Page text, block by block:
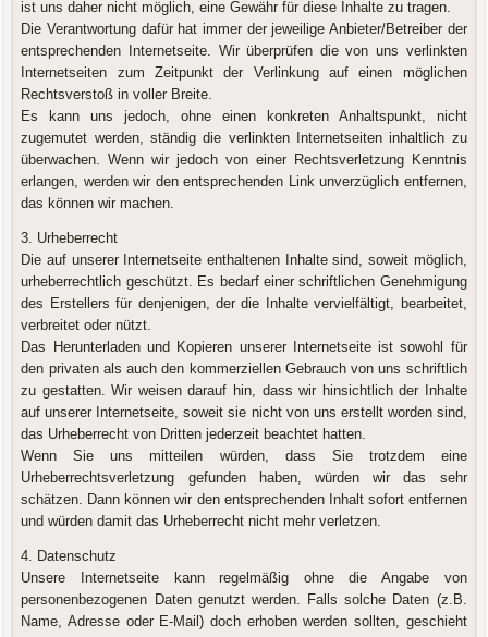
ist uns daher nicht möglich, eine Gewähr für diese Inhalte zu tragen.
Die Verantwortung dafür hat immer der jeweilige Anbieter/Betreiber der
entsprechenden Internetseite. Wir überprüfen die von uns verlinkten
Internetseiten zum Zeitpunkt der Verlinkung auf einen möglichen
Rechtsverstoß in voller Breite.
Es kann uns jedoch, ohne einen konkreten Anhaltspunkt, nicht
zugemutet werden, ständig die verlinkten Internetseiten inhaltlich zu
überwachen. Wenn wir jedoch von einer Rechtsverletzung Kenntnis
erlangen, werden wir den entsprechenden Link unverzüglich entfernen,
das können wir machen.
3. Urheberrecht
Die auf unserer Internetseite enthaltenen Inhalte sind, soweit möglich,
urheberrechtlich geschützt. Es bedarf einer schriftlichen Genehmigung
des Erstellers für denjenigen, der die Inhalte vervielfältigt, bearbeitet,
verbreitet oder nützt.
Das Herunterladen und Kopieren unserer Internetseite ist sowohl für
den privaten als auch den kommerziellen Gebrauch von uns schriftlich
zu gestatten. Wir weisen darauf hin, dass wir hinsichtlich der Inhalte
auf unserer Internetseite, soweit sie nicht von uns erstellt worden sind,
das Urheberrecht von Dritten jederzeit beachtet hatten.
Wenn Sie uns mitteilen würden, dass Sie trotzdem eine
Urheberrechtsverletzung gefunden haben, würden wir das sehr
schätzen. Dann können wir den entsprechenden Inhalt sofort entfernen
und würden damit das Urheberrecht nicht mehr verletzen.
4. Datenschutz
Unsere Internetseite kann regelmäßig ohne die Angabe von
personenbezogenen Daten genutzt werden. Falls solche Daten (z.B.
Name, Adresse oder E-Mail) doch erhoben werden sollten, geschieht